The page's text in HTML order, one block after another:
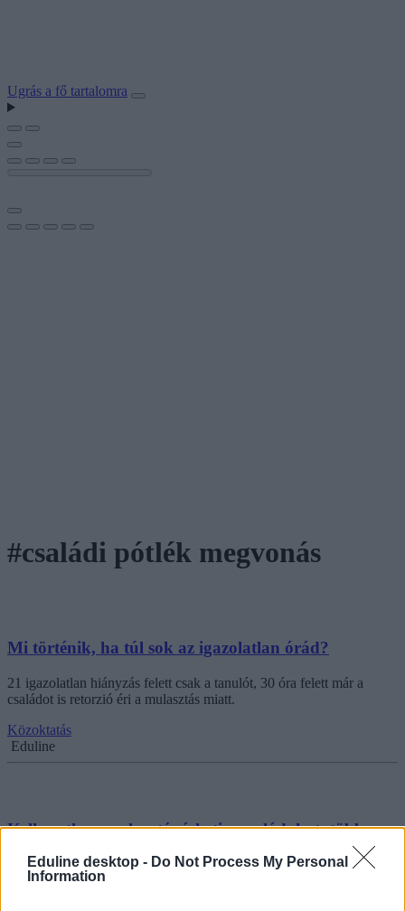
Eduline desktop - Do Not Process My Personal
Information
Ugrás a fő tartalomra
#családi pótlék megvonás
Mi történik, ha túl sok az igazolatlan órád?
21 igazolatlan hiányzás felett csak a tanulót, 30 óra felett már a
családot is retorzió éri a mulasztás miatt.
Közoktatás
Eduline
Kellemetlen meglepetés érheti a családokat: több
Kötelező óvodába járáshoz köti a kormány a családi pótlék